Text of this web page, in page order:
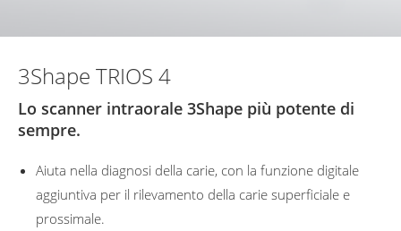
3Shape TRIOS 4
Lo scanner intraorale 3Shape più potente di
sempre.
Aiuta nella diagnosi della carie, con la funzione digitale
aggiuntiva per il rilevamento della carie superficiale e
prossimale.